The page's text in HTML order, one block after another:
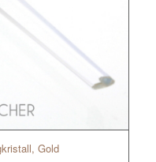
Gold